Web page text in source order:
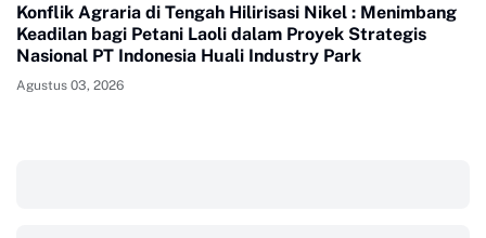
Konflik Agraria di Tengah Hilirisasi Nikel : Menimbang
Keadilan bagi Petani Laoli dalam Proyek Strategis
Nasional PT Indonesia Huali Industry Park
Agustus 03, 2026